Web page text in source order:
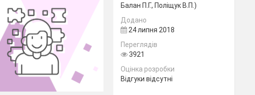
Балан П.Г., Поліщук В.П.)
Додано
24 липня 2018
Переглядів
3921
Оцінка розробки
Відгуки відсутні